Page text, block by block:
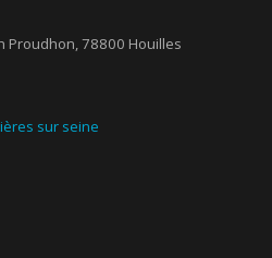
Proudhon, 78800 Houilles
sur seine